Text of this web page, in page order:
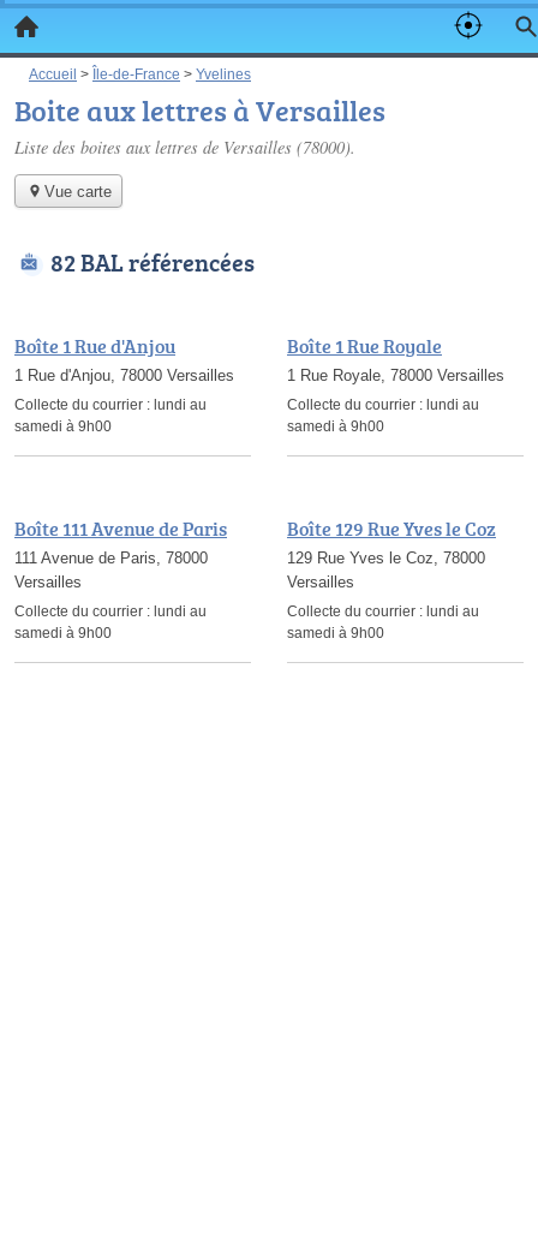
Accueil > Île-de-France > Yvelines
Boite aux lettres à Versailles
Liste des boites aux lettres de Versailles (78000).
Vue carte
82 BAL référencées
Boîte 1 Rue d'Anjou
1 Rue d'Anjou, 78000 Versailles
Collecte du courrier : lundi au
samedi à 9h00
Boîte 1 Rue Royale
1 Rue Royale, 78000 Versailles
Collecte du courrier : lundi au
samedi à 9h00
Boîte 111 Avenue de Paris
111 Avenue de Paris, 78000
Versailles
Collecte du courrier : lundi au
samedi à 9h00
Boîte 129 Rue Yves le Coz
129 Rue Yves le Coz, 78000
Versailles
Collecte du courrier : lundi au
samedi à 9h00